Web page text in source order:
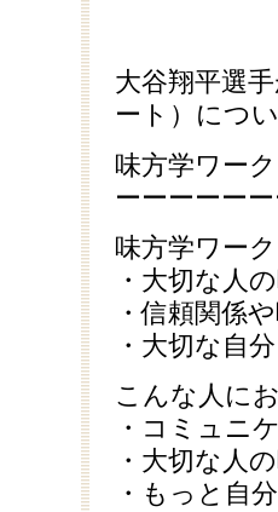
大谷翔平選
ート）につ
味方学ワー
ーーーーー
味方学ワー
・大切な人
・信頼関係
・大切な自
こんな人に
・コミュニ
・大切な人
・もっと自